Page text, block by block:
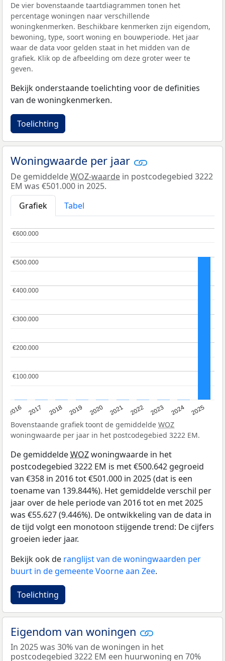
De vier bovenstaande taartdiagrammen tonen het
percentage woningen naar verschillende
woningkenmerken. Beschikbare kenmerken zijn eigendom,
bewoning, type, soort woning en bouwperiode. Het jaar
waar de data voor gelden staat in het midden van de
grafiek. Klik op de afbeelding om deze groter weer te
geven.
Bekijk onderstaande toelichting voor de definities
van de woningkenmerken.
Toelichting
Woningwaarde per jaar
De gemiddeldeWOZ-waarde in postcodegebied 3222
EM was €501.000 in 2025.
Grafiek
Tabel
2016 2017 2018 2019 2020 2021 2022 2023 2024 2025
€100.000
€100.000
€200.000
€200.000
€300.000
€300.000
€400.000
€400.000
€500.000
€500.000
€600.000
€600.000
Bovenstaande grafiek toont de gemiddelde WOZ
woningwaarde per jaar in het postcodegebied 3222 EM.
De gemiddeldeWOZwoningwaarde in het
postcodegebied 3222 EM is met €500.642 gegroeid
van €358 in 2016 tot €501.000 in 2025 (dat is een
toename van 139.844%). Het gemiddelde verschil per
jaar over de hele periode van 2016 tot en met 2025
was €55.627 (9.446%). De ontwikkeling van de data in
de tijd volgt een monotoon stijgende trend: De cijfers
groeien ieder jaar.
Bekijk ook de ranglijst van de woningwaarden per
buurt in de gemeente Voorne aan Zee.
Toelichting
Eigendom van woningen
In 2025 was 30% van de woningen in het
postcodegebied 3222 EM een huurwoning en 70%